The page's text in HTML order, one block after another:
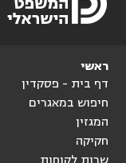
ראשי
דף בית - פסקדין
חיפוש במאגרים
המגזין
חקיקה